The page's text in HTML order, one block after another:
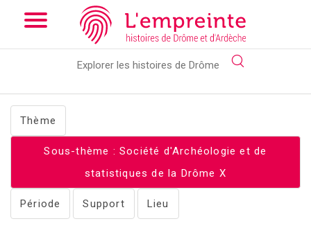
Array ( [slug] => documents [stheme] => Société d'Archéologie
et de statistiques de la Drôme )// Add the new slick-theme.css
if you want the default styling
Thème
Sous-thème : Société d'Archéologie et de
statistiques de la Drôme X
Période Support Lieu
3 documents